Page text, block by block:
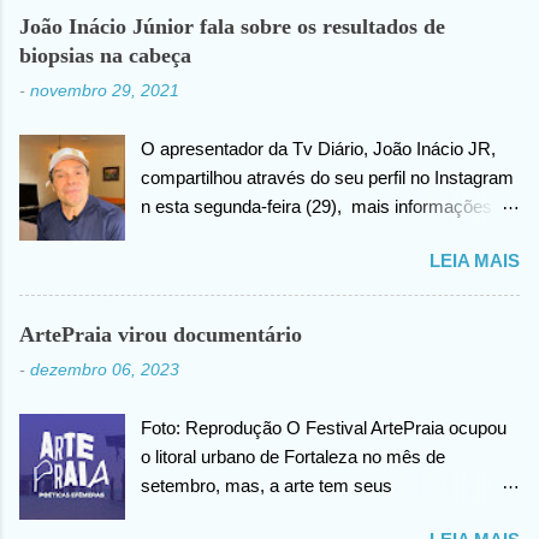
João Inácio Júnior fala sobre os resultados de
biopsias na cabeça
- novembro 29, 2021
O apresentador da Tv Diário, João Inácio JR,
compartilhou através do seu perfil no Instagram
n esta segunda-feira (29), mais informações
cabeça há alguns dias atrás. João confirma que
os resultados foram negativos para câncer de
cabeça, posteriormente ele agradece ao criador
outro momento no vídeo compartilhado na
da sua saúde.
LEIA MAIS
ArtePraia virou documentário
- dezembro 06, 2023
Foto: Reprodução O Festival ArtePraia ocupou
o litoral urbano de Fortaleza no mês de
setembro, mas, a arte tem seus